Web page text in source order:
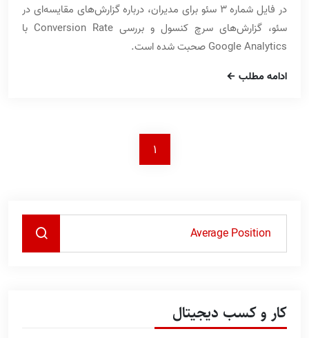
در فایل شماره 3 سئو برای مدیران، درباره گزارش‌های مقایسه‌ای در
سئو، گزارش‌های سرچ کنسول و بررسی Conversion Rate با
Google Analytics صحبت شده است.
ادامه مطلب
1
کار و کسب دیجیتال